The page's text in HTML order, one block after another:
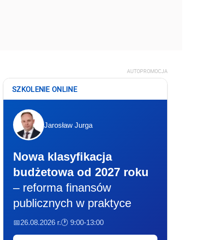
AUTOPROMOCJA
SZKOLENIE ONLINE
Jarosław Jurga
Nowa klasyfikacja
budżetowa od 2027 roku
– reforma finansów
publicznych w praktyce
📅26.08.2026 r.🕐 9:00-13:00